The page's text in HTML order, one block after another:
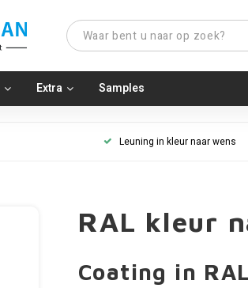
Extra Samples
Leuning in kleur naar wens
RAL kleur
Coating in